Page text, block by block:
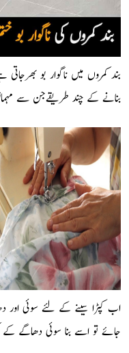
بند کمروں میں ناگوار بو
بنانے کے چند طریقےجن سے
اب کپڑا سینے کے لئے سوئی
جائے تو اسے بنا سوئی دھاگے کے